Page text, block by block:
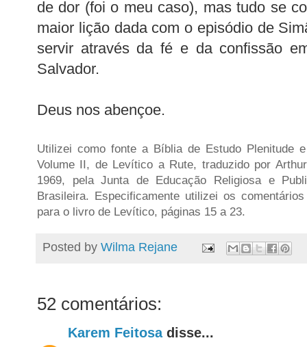
de dor (foi o meu caso), mas tudo se
maior lição dada com o episódio de
servir através da fé e da confissão
Salvador.
Deus nos abençoe.
Utilizei como fonte a Bíblia de Estudo Plenitude
Volume II, de Levítico a Rute, traduzido por
1969, pela Junta de Educação Religiosa e
Brasileira. Especificamente utilizei os
para o livro de Levítico, páginas 15 a 23.
Posted by Wilma Rejane
52 comentários:
Karem Feitosadisse...